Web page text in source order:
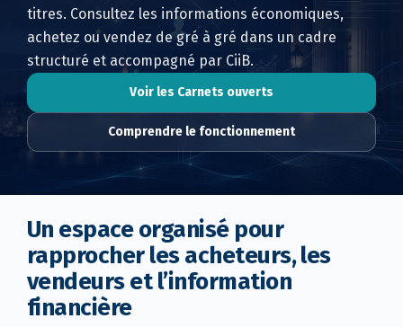
titres. Consultez les informations économiques,
achetez ou vendez de gré à gré dans un cadre
structuré et accompagné par CiiB.
Voir les Carnets ouverts
Comprendre le fonctionnement
Un espace organisé pour
rapprocher les acheteurs, les
vendeurs et l’information
financière